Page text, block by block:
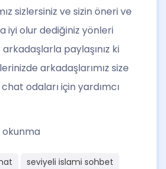
sizlersiniz ve sizin öneri ve
iyi olur dediğiniz yönleri
paylaşınız ki
arkadaşlarımız size
odaları için yardımcı
okunma
seviyeli islami sohbet